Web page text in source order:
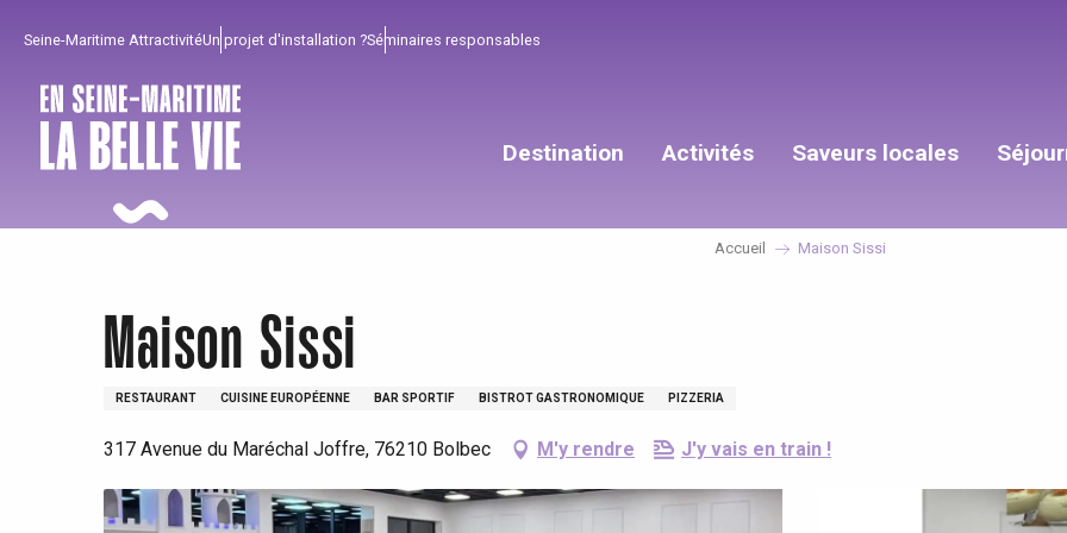
principal
Seine-Maritime AttractivitéUn projet d'installation ?Séminaires responsables
Destination Activités
Pour profiter
Saveurs locales
Incontournables
Bien de chez nous !
Accueil Maison Sissi
Maison Sissi
RESTAURANT CUISINE EUROPÉENNE BAR SPORTIF BISTROT GASTRONOMIQUE PIZZERIA
317 Avenue du Maréchal Joffre, 76210 Bolbec M'y rendre J'y vais en train !